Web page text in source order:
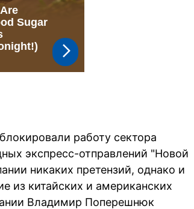
работу сектора
экспресс-отправлений "Новой
никаких претензий, однако и
из китайских и американских
Владимир Поперешнюк